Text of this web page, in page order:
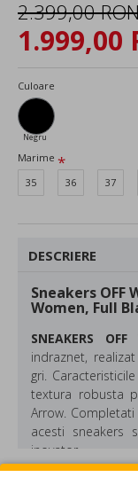
1.999,00
2.399,00
Culoare
Negru
Marime
35
36 37
DESCRIERE
Sneakers OFF
Women, Full
SNEAKERS
indraznet,
gri.
textura robusta
Arrow.
acesti sneakers
inovator.